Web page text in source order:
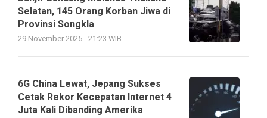
Selatan, 145 Orang Korban Jiwa di
Provinsi Songkla
29 November 2025 - 21:23 WIB
6G China Lewat, Jepang Sukses
Cetak Rekor Kecepatan Internet 4
Juta Kali Dibanding Amerika